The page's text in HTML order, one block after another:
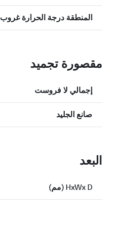
المنطقة درجة الحرارة غروب
مقصورة تجميد
إجمالي لا فروست
صانع الجليد
البعد
HxWx D (مم)